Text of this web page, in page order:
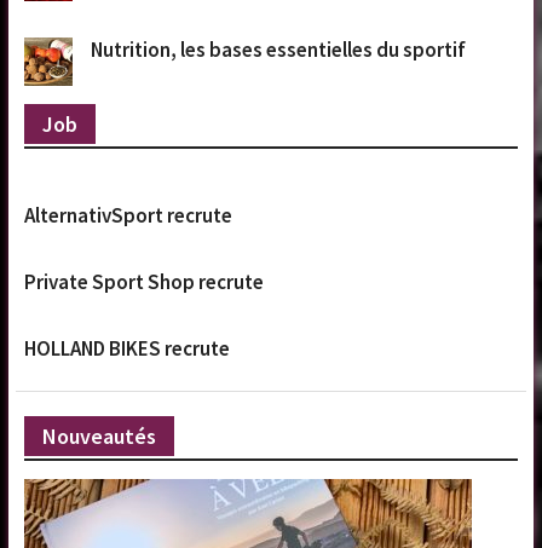
Nutrition, les bases essentielles du sportif
Job
AlternativSport recrute
Private Sport Shop recrute
HOLLAND BIKES recrute
Nouveautés